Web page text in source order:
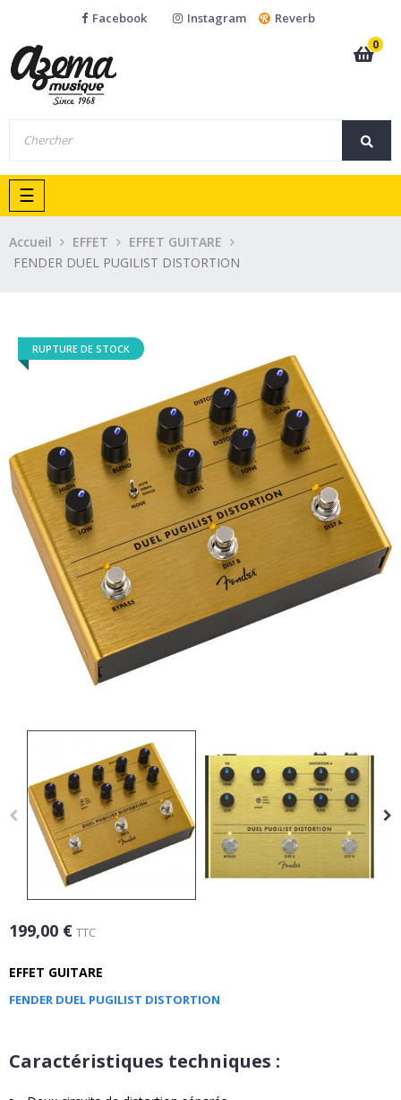
Facebook Instagram
Reverb
0
Basculer
la
navigation
☰
Accueil EFFET
EFFET GUITARE
FENDER DUEL PUGILIST DISTORTION
RUPTURE DE STOCK
199,00 € TTC
EFFET GUITARE
FENDER DUEL PUGILIST DISTORTION
Caractéristiques techniques :